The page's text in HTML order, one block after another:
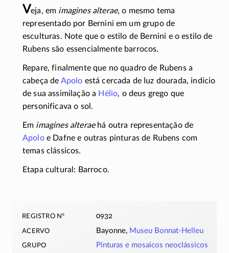
Veja, em imagines alterae, o mesmo tema
representado por Bernini em um grupo de
esculturas. Note que o estilo de Bernini e o estilo de
Rubens são essencialmente barrocos.
Repare, finalmente que no quadro de Rubens a
cabeça de Apolo está cercada de luz dourada, indício
de sua assimilação a Hélio, o deus grego que
personificava o sol.
Em imagines alteraehá outra representação de
Apoloe Dafne e outras pinturas de Rubens com
temas clássicos.
Etapa cultural: Barroco.
registro nº 0932
acervo Bayonne, Museu Bonnat-Helleu
grupo Pinturas e mosaicos neoclássicos